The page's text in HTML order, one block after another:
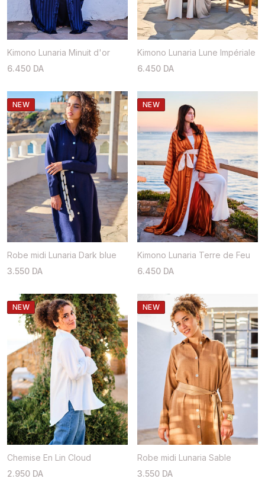
Kimono Lunaria Minuit d'or
6.450 DA
Kimono Lunaria Lune Impériale
6.450 DA
NEW
Robe midi Lunaria Dark blue
3.550 DA
NEW
Kimono Lunaria Terre de Feu
6.450 DA
NEW
Chemise En Lin Cloud
2.950 DA
NEW
Robe midi Lunaria Sable
3.550 DA